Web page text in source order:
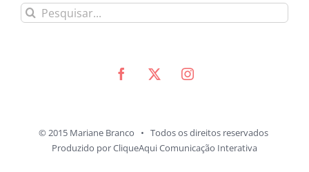
Buscar
© 2015 Mariane Branco • Todos os direitos reservados
Produzido porCliqueAqui Comunicação Interativa